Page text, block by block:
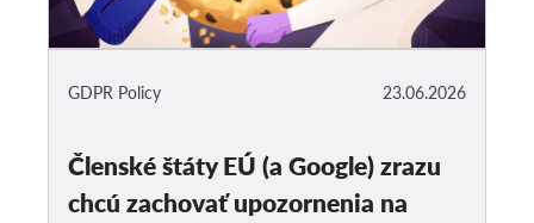
23.06.2026
GDPR Policy
Členské štáty EÚ (a Google) zrazu
chcú zachovať upozornenia na